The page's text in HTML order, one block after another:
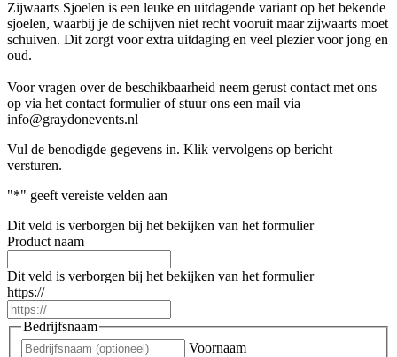
Zijwaarts Sjoelen is een leuke en uitdagende variant op het bekende
sjoelen, waarbij je de schijven niet recht vooruit maar zijwaarts moet
schuiven. Dit zorgt voor extra uitdaging en veel plezier voor jong en
oud.
Voor vragen over de beschikbaarheid neem gerust contact met ons
op via het contact formulier of stuur ons een mail via
info@graydonevents.nl
Vul de benodigde gegevens in. Klik vervolgens op bericht
versturen.
"*" geeft vereiste velden aan
Dit veld is verborgen bij het bekijken van het formulier
Product naam
Dit veld is verborgen bij het bekijken van het formulier
https://
Bedrijfsnaam
Voornaam